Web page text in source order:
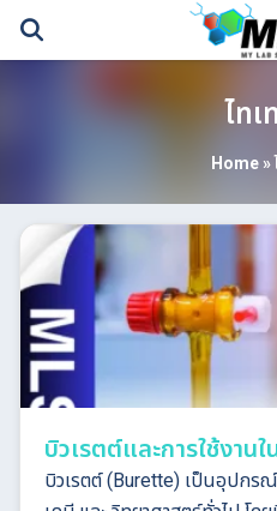
Skip
ไทเ
Home »
บิวเรตต์และการใช้งาน
บิวเรตต์ (Burette) เป็นอุปก